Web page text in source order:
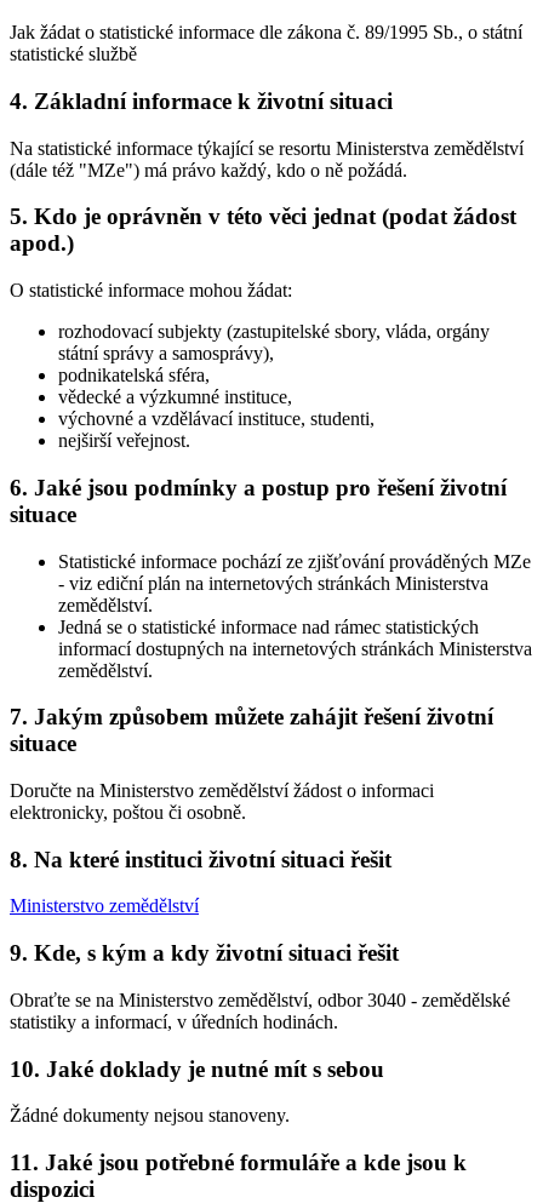
Jak žádat o statistické informace dle zákona č. 89/1995 Sb., o státní
statistické službě
4. Základní informace k životní situaci
Na statistické informace týkající se resortu Ministerstva zemědělství
(dále též "MZe") má právo každý, kdo o ně požádá.
5. Kdo je oprávněn v této věci jednat (podat žádost
apod.)
O statistické informace mohou žádat:
rozhodovací subjekty (zastupitelské sbory, vláda, orgány
státní správy a samosprávy),
podnikatelská sféra,
vědecké a výzkumné instituce,
výchovné a vzdělávací instituce, studenti,
nejširší veřejnost.
6. Jaké jsou podmínky a postup pro řešení životní
situace
Statistické informace pochází ze zjišťování prováděných MZe
- viz ediční plán na internetových stránkách Ministerstva
zemědělství.
Jedná se o statistické informace nad rámec statistických
informací dostupných na internetových stránkách Ministerstva
zemědělství.
7. Jakým způsobem můžete zahájit řešení životní
situace
Doručte na Ministerstvo zemědělství žádost o informaci
elektronicky, poštou či osobně.
8. Na které instituci životní situaci řešit
Ministerstvo zemědělství
9. Kde, s kým a kdy životní situaci řešit
Obraťte se na Ministerstvo zemědělství, odbor 3040 - zemědělské
statistiky a informací, v úředních hodinách.
10. Jaké doklady je nutné mít s sebou
Žádné dokumenty nejsou stanoveny.
11. Jaké jsou potřebné formuláře a kde jsou k
dispozici